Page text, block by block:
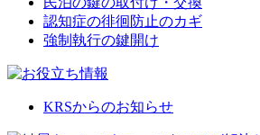
認知症の徘徊防止のカギ
強制執行の鍵開け
KRSからのお知らせ